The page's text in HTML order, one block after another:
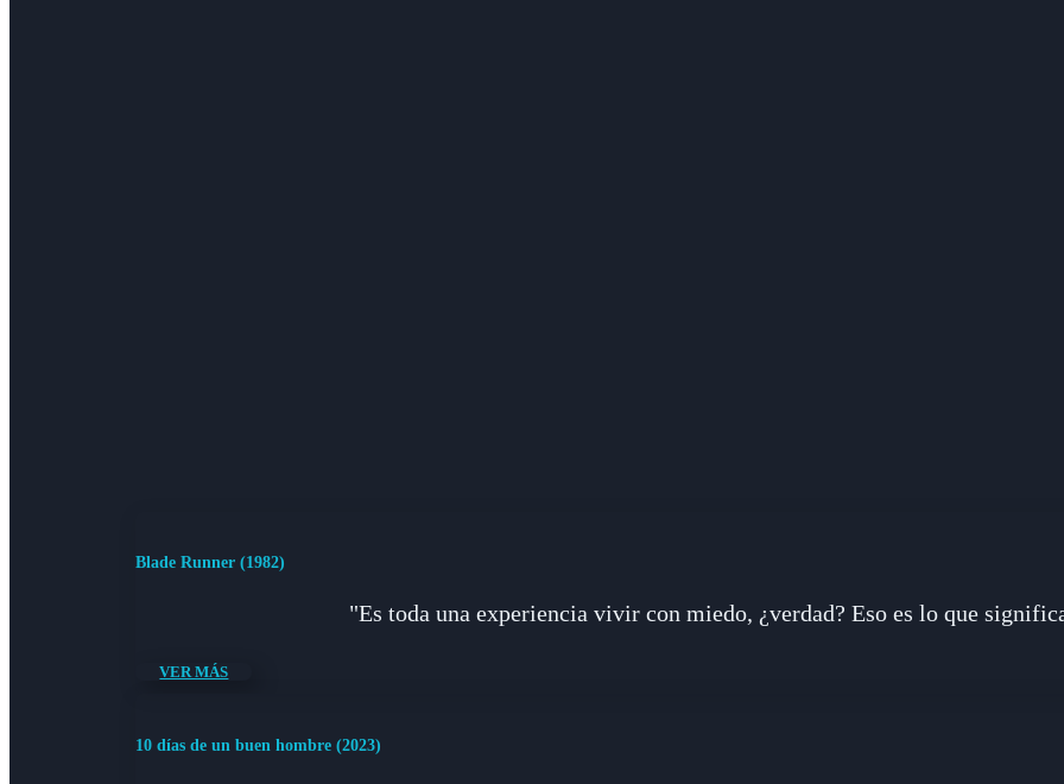
Blade Runner (1982)
"Es toda una experiencia vivir con miedo, ¿verdad? Eso es lo que
VER MÁS
10 días de un buen hombre (2023)